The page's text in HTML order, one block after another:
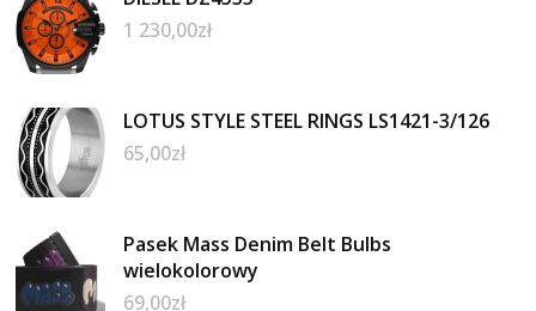
1 230,00zł
LOTUS STYLE STEEL RINGS LS1421-3/126
65,00zł
Pasek Mass Denim Belt Bulbs
wielokolorowy
69,00zł